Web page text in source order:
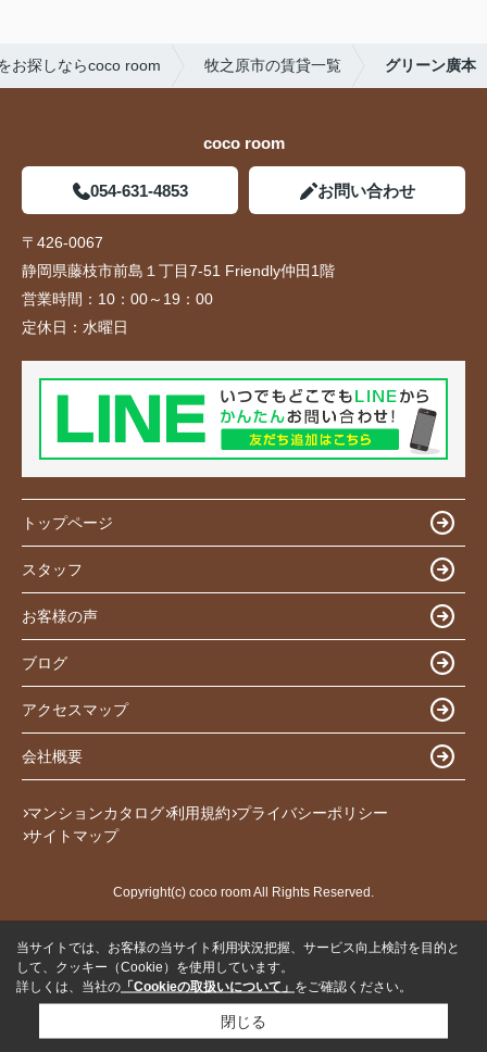
お探しならcoco room 牧之原市の賃貸一覧 グリーン廣本
coco room
054-631-4853 お問い合わせ
〒426-0067
静岡県藤枝市前島１丁目7-51 Friendly仲田1階
営業時間： 10：00～19：00
定休日： 水曜日
トップページ
スタッフ
お客様の声
ブログ
アクセスマップ
会社概要
マンションカタログ 利用規約 プライバシーポリシー
サイトマップ
Copyright(c) coco room All Rights Reserved.
当サイトでは、お客様の当サイト利用状況把握、サービス向上検討を目的と
して、クッキー（Cookie）を使用しています。
詳しくは、当社の 「Cookieの取扱いについて」 をご確認ください。
閉じる